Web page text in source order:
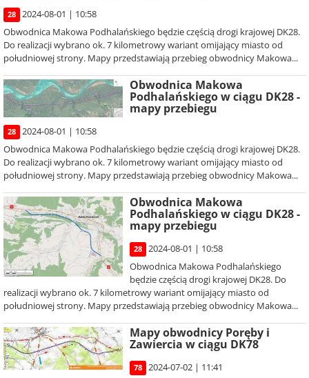
28
2024-08-01 | 10:58
Obwodnica Makowa Podhalańskiego będzie częścią drogi krajowej DK28.
Do realizacji wybrano ok. 7 kilometrowy wariant omijający miasto od
południowej strony. Mapy przedstawiają przebieg obwodnicy Makowa...
Obwodnica Makowa
Podhalańskiego w ciągu DK28 -
mapy przebiegu
28
2024-08-01 | 10:58
Obwodnica Makowa Podhalańskiego będzie częścią drogi krajowej DK28.
Do realizacji wybrano ok. 7 kilometrowy wariant omijający miasto od
południowej strony. Mapy przedstawiają przebieg obwodnicy Makowa...
Obwodnica Makowa
Podhalańskiego w ciągu DK28 -
mapy przebiegu
28
2024-08-01 | 10:58
Obwodnica Makowa Podhalańskiego
będzie częścią drogi krajowej DK28. Do
realizacji wybrano ok. 7 kilometrowy wariant omijający miasto od
południowej strony. Mapy przedstawiają przebieg obwodnicy Makowa...
Mapy obwodnicy Poręby i
Zawiercia w ciągu DK78
78
2024-07-02 | 11:41